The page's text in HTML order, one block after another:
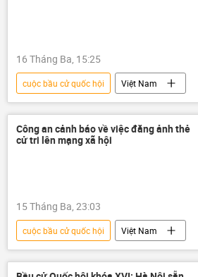
16 Tháng Ba, 15:25
cuộc bầu cử quốc hội
Việt Nam
Pháp luật
Chính trị
bầu cử
Quốc hội
Quốc hội Việt Nam
Công an cảnh báo về việc đăng ảnh thẻ
cử tri lên mạng xã hội
15 Tháng Ba, 23:03
cuộc bầu cử quốc hội
Việt Nam
mạng xã hội
công an
công an Hà Nội
an ninh mạng